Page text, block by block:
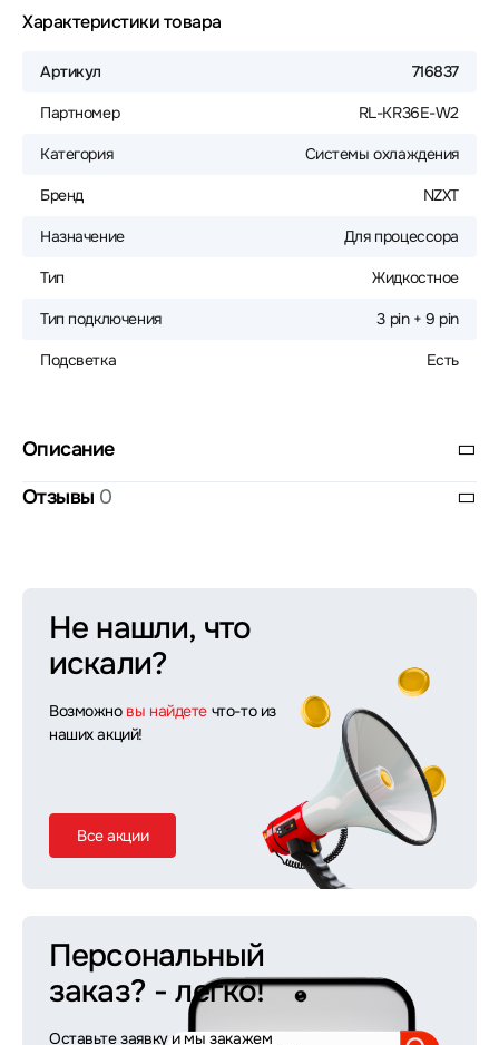
Характеристики товара
Артикул 716837
Партномер RL-KR36E-W2
Категория Системы охлаждения
Бренд NZXT
Назначение Для процессора
Тип Жидкостное
Тип подключения 3 pin + 9 pin
Подсветка Есть
Описание
Отзывы 0
Не нашли, что
искали?
Возможно вы найдете что-то из
наших акций!
Все акции
Персональный
заказ? - легко!
Оставьте заявку и мы закажем